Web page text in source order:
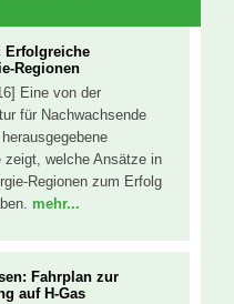
Erfolgreiche
Regionen
Eine von der
für Nachwachsende
zeigt, welche Ansätze in
Regionen zum Erfolg
mehr...
Fahrplan zur
auf H-Gas